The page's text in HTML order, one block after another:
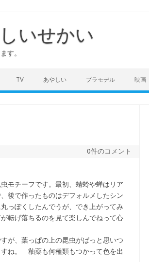
いせかい
す。
TV あやしい プラモデル 映画
0件のコメント
モチーフです。最初、蜻蛉や蝉はリア
後で作ったものはデフォルメしたシン
っぽくしたんでうが、でき上がってみ
転げ落ちるのを見て楽しんでねって心
が、葉っぱの上の昆虫がぱっと思いつ
ね。 釉薬も何種類もつかって色を出